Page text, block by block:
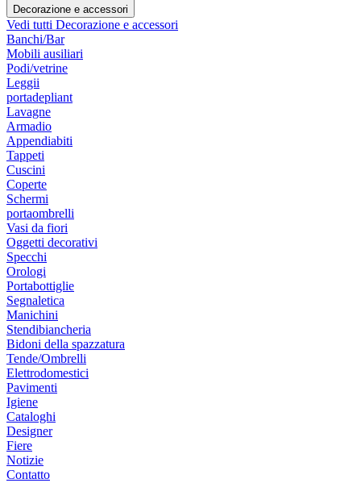
Decorazione e accessori
Vedi tutti Decorazione e accessori
Banchi/Bar
Mobili ausiliari
Podi/vetrine
Leggii
portadepliant
Lavagne
Armadio
Appendiabiti
Tappeti
Cuscini
Coperte
Schermi
portaombrelli
Vasi da fiori
Oggetti decorativi
Specchi
Orologi
Portabottiglie
Segnaletica
Manichini
Stendibiancheria
Bidoni della spazzatura
Tende/Ombrelli
Elettrodomestici
Pavimenti
Igiene
Cataloghi
Designer
Fiere
Notizie
Contatto